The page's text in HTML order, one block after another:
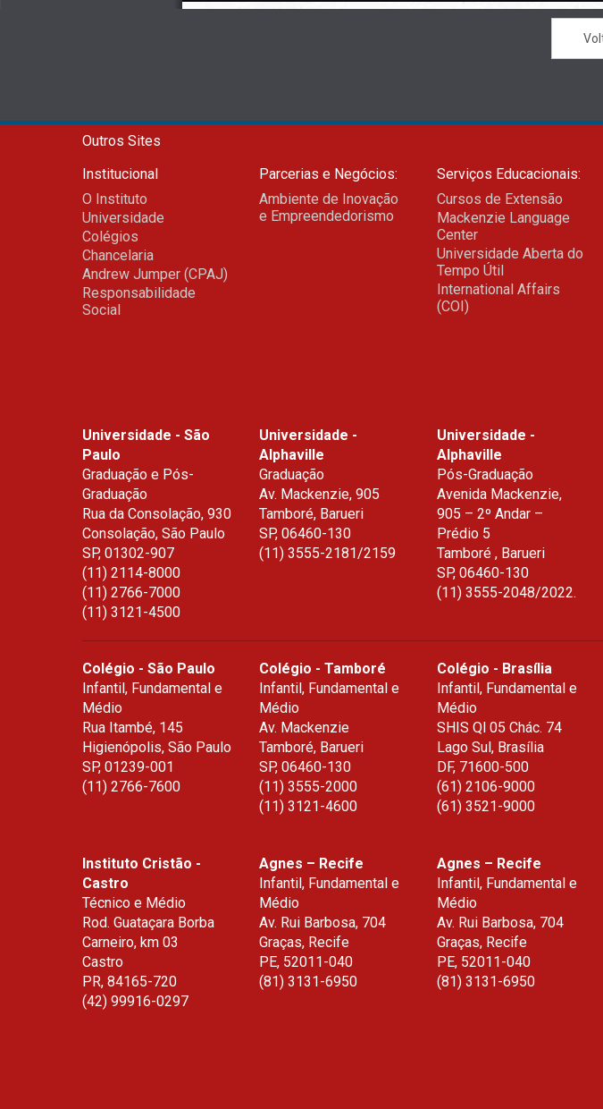
DÊ O PASSO
DECISIVO PARA SUA
CARREIRA CRESCER
ACESSE O SITE E CONFIRA
OS DESCONTOS ESPECIAIS
PARA MACKENZISTAS.
Outros Sites
Institucional
O Instituto
Universidade
Colégios
Chancelaria
Andrew Jumper (CPAJ)
Responsabilidade
Social
Parcerias e Negócios:
Ambiente de Inovação
e Empreendedorismo
Serviços Educacionais:
Cursos de Extensão
Mackenzie Language
Center
Universidade Aberta do
Tempo Útil
International Affairs
(COI)
Universidade - São
Paulo
Graduação e Pós-
Graduação
Rua da Consolação, 930
Consolação, São Paulo
SP, 01302-907
(11) 2114-8000
(11) 2766-7000
(11) 3121-4500
Universidade -
Alphaville
Graduação
Av. Mackenzie, 905
Tamboré, Barueri
SP,06460-130
(11) 3555-2181/2159
Universidade -
Alphaville
Pós-Graduação
Avenida Mackenzie,
905 – 2º Andar –
Prédio 5
Tamboré , Barueri
SP, 06460-130
(11) 3555-2048/2022.
Colégio - São Paulo
Infantil, Fundamental e
Médio
Rua Itambé, 145
Higienópolis, São Paulo
SP, 01239-001
(11) 2766-7600
Colégio - Tamboré
Infantil, Fundamental e
Médio
Av. Mackenzie
Tamboré, Barueri
SP,06460-130
(11) 3555-2000
(11) 3121-4600
Colégio - Brasília
Infantil, Fundamental e
Médio
SHIS Ql 05 Chác. 74
Lago Sul, Brasília
DF, 71600-500
(61) 2106-9000
(61) 3521-9000
Instituto Cristão -
Castro
Técnico e Médio
Rod. Guataçara Borba
Carneiro, km 03
Castro
PR, 84165-720
(42) 99916-0297
Agnes – Recife
Infantil, Fundamental e
Médio
Av. Rui Barbosa, 704
Graças, Recife
PE, 52011-040
(81) 3131-6950
Agnes – Recife
Infantil, Fundamental e
Médio
Av. Rui Barbosa, 704
Graças, Recife
PE, 52011-040
(81) 3131-6950